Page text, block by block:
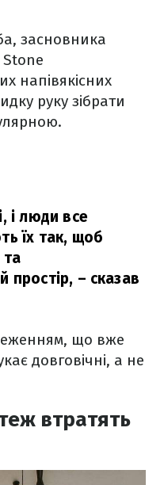
засновника
Stone
напівякісних
руку зібрати
і люди все
їх так, щоб
та
простір, – сказав
що вже
довговічні, а не
втратять